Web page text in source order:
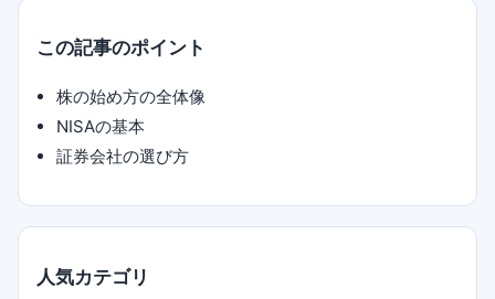
この記事のポイント
株の始め方の全体像
NISAの基本
証券会社の選び方
人気カテゴリ